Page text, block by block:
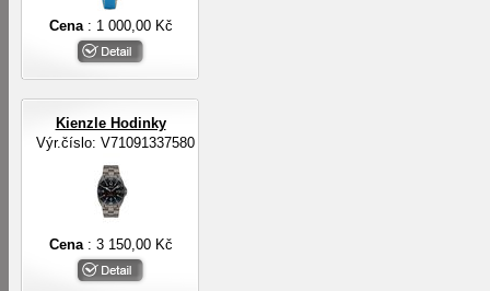
Cena : 1 000,00 Kč
Kienzle Hodinky
Výr.číslo: V71091337580
Cena : 3 150,00 Kč